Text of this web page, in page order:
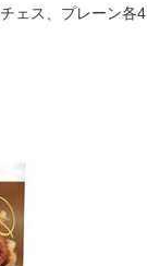
ェス、プレーン各4